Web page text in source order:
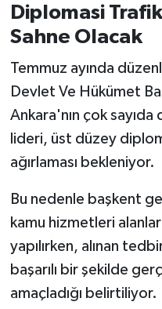
Diplomasi
Sahne Olacak
Temmuz ayında
Devlet Ve Hükümet
Ankara'nın çok
lideri, üst düzey
ağırlaması bekleniyor.
Bu nedenle başkent
kamu hizmetleri
yapılırken, alınan
başarılı bir şekilde
amaçladığı belirtiliyor.